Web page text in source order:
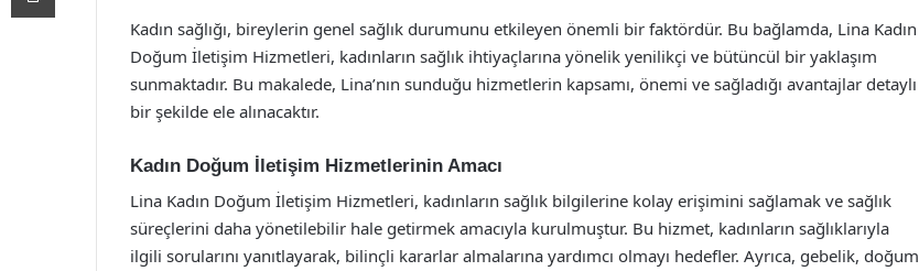
Kadın sağlığı, bireylerin genel sağlık durumunu etkileyen önemli bir faktördür. Bu bağlamda, Lina Kadın
Doğum İletişim Hizmetleri, kadınların sağlık ihtiyaçlarına yönelik yenilikçi ve bütüncül bir yaklaşım
sunmaktadır. Bu makalede, Lina’nın sunduğu hizmetlerin kapsamı, önemi ve sağladığı avantajlar detaylı
bir şekilde ele alınacaktır.
Kadın Doğum İletişim Hizmetlerinin Amacı
Lina Kadın Doğum İletişim Hizmetleri, kadınların sağlık bilgilerine kolay erişimini sağlamak ve sağlık
süreçlerini daha yönetilebilir hale getirmek amacıyla kurulmuştur. Bu hizmet, kadınların sağlıklarıyla
ilgili sorularını yanıtlayarak, bilinçli kararlar almalarına yardımcı olmayı hedefler. Ayrıca, gebelik, doğum